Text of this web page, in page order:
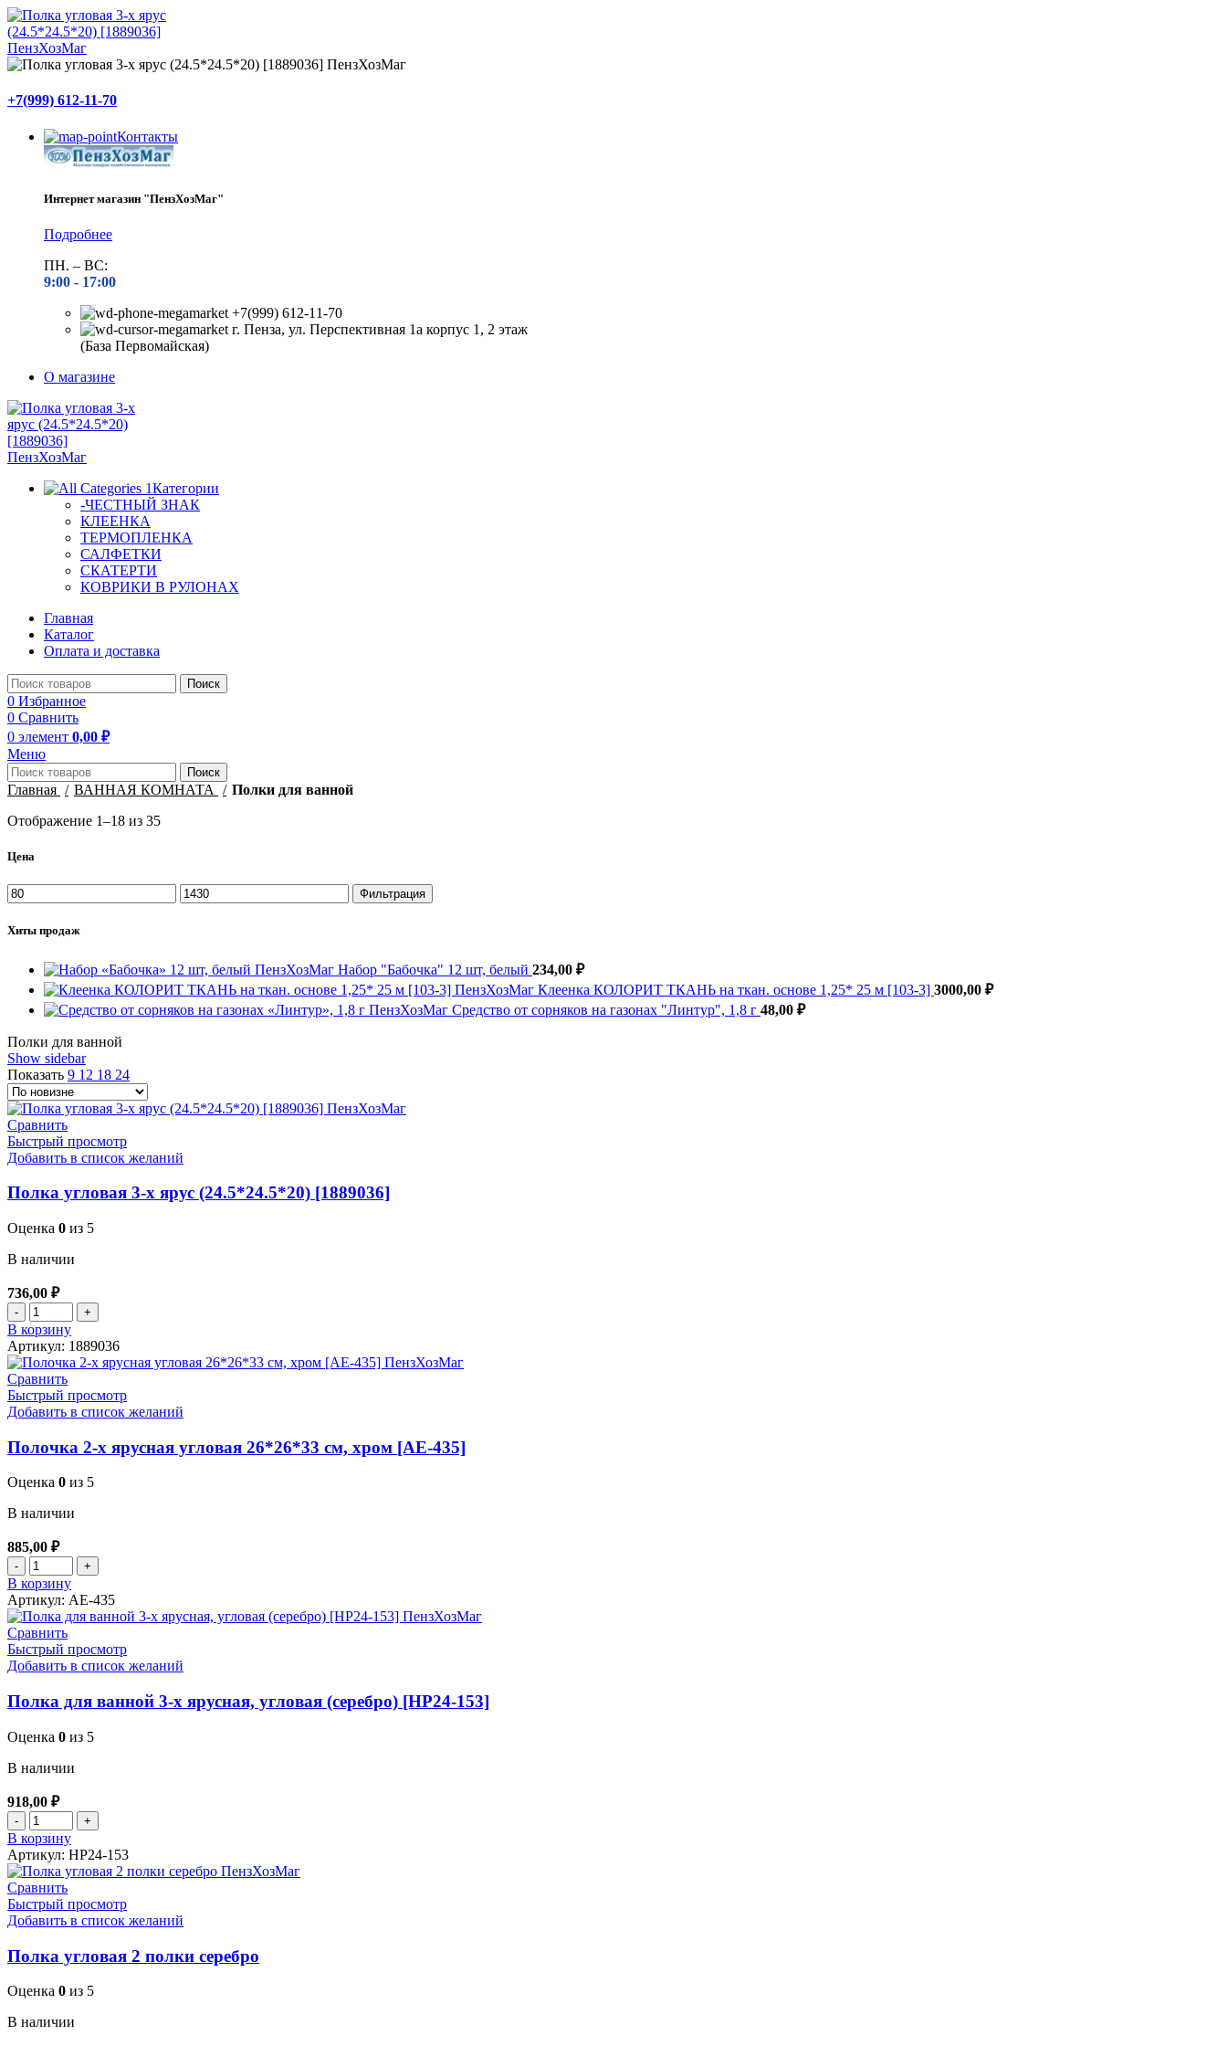
+7(999) 612-11-70
Контакты
Интернет магазин "ПензХозМаг"
Подробнее
ПН. – ВС:
9:00 - 17:00
+7(999) 612-11-70
г. Пенза, ул. Перспективная 1а корпус 1, 2 этаж
(База Первомайская)
О магазине
Категории
-ЧЕСТНЫЙ ЗНАК
КЛЕЕНКА
ТЕРМОПЛЕНКА
САЛФЕТКИ
СКАТЕРТИ
КОВРИКИ В РУЛОНАХ
Главная
Каталог
Оплата и доставка
Поиск
0 Избранное
0 Сравнить
0 элемент 0,00 ₽
Меню
Поиск
Главная ВАННАЯ КОМНАТА
Полки для ванной
Отображение 1–18 из 35
Цена
Минимальная цена Максимальная цена Фильтрация
Хиты продаж
Набор "Бабочка" 12 шт, белый 234,00 ₽
Клеенка КОЛОРИТ ТКАНЬ на ткан. основе 1,25* 25 м [103-3] 3000,00 ₽
Средство от сорняков на газонах "Линтур", 1,8 г 48,00 ₽
Полки для ванной
Show sidebar
Показать 9 12 18 24
Сравнить
Быстрый просмотр
Добавить в список желаний
Полка угловая 3-х ярус (24.5*24.5*20) [1889036]
Оценка 0 из 5
В наличии
736,00 ₽
Количество товара Полка угловая 3-х ярус (24.5*24.5*20) [1889036]
В корзину
Артикул: 1889036
Сравнить
Быстрый просмотр
Добавить в список желаний
Полочка 2-х ярусная угловая 26*26*33 см, хром [АЕ-435]
Оценка 0 из 5
В наличии
885,00 ₽
Количество товара Полочка 2-х ярусная угловая 26*26*33 см, хром [АЕ-435]
В корзину
Артикул: АЕ-435
Сравнить
Быстрый просмотр
Добавить в список желаний
Полка для ванной 3-х ярусная, угловая (серебро) [HP24-153]
Оценка 0 из 5
В наличии
918,00 ₽
Количество товара Полка для ванной 3-х ярусная, угловая (серебро) [HP24-153]
В корзину
Артикул: HP24-153
Сравнить
Быстрый просмотр
Добавить в список желаний
Полка угловая 2 полки серебро
Оценка 0 из 5
В наличии